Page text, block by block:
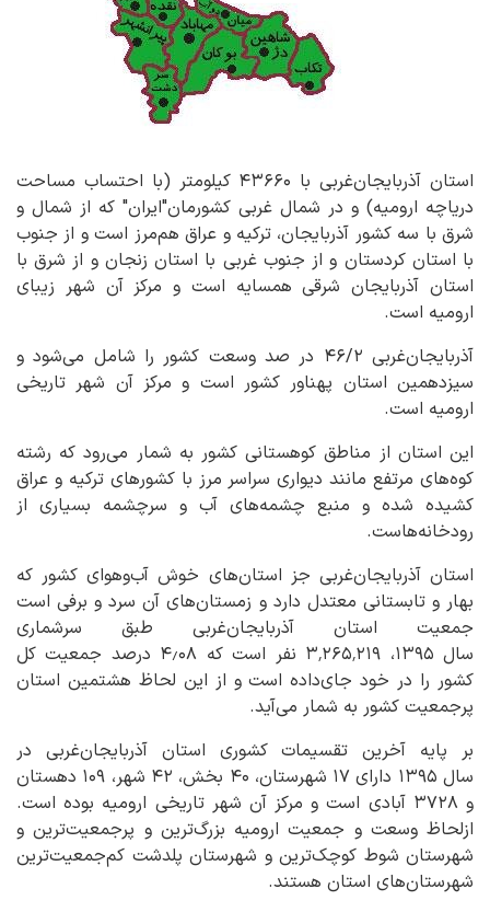
استان آذربایجان‌غربی با ۴۳۶۶۰ کیلومتر (با احتساب مساحت
دریاچه ارومیه) و در شمال غربی کشورمان"ایران" که از شمال و
شرق با سه کشور آذربایجان، ترکیه و عراق هم‌مرز است و از جنوب
با استان کردستان و از جنوب غربی با استان زنجان و از شرق با
استان آذربایجان شرقی همسایه است و مرکز آن شهر زیبای
ارومیه است.
آذربایجان‌غربی ۴۶/۲ در صد وسعت کشور را شامل می‌شود و
سیزدهمین استان پهناور کشور است و مرکز آن شهر تاریخی
ارومیه است.
این استان از مناطق کوهستانی کشور به شمار می‌رود که رشته
کوه‌های مرتفع مانند دیواری سراسر مرز با کشورهای ترکیه و عراق
کشیده شده و منبع چشمه‌های آب و سرچشمه بسیاری از
رودخانه‌هاست.
استان آذربایجان‌غربی جز استان‌های خوش آب‌وهوای کشور که
بهار و تابستانی معتدل دارد و زمستان‌های آن سرد و برفی است
جمعیت استان آذربایجان‌غربی طبق سرشماری
سال ۱۳۹۵، ۳٬۲۶۵٬۲۱۹ نفر است که ۴٫۰۸ درصد جمعیت کل
کشور را در خود جای‌داده است و از این لحاظ هشتمین استان
پرجمعیت کشور به شمار می‌آید.
بر پایه آخرین تقسیمات کشوری استان آذربایجان‌غربی در
سال ۱۳۹۵ دارای ۱۷ شهرستان، ۴۰ بخش، ۴۲ شهر، ۱۰۹ دهستان
و ۳۷۲۸ آبادی است و مرکز آن شهر تاریخی ارومیه بوده است.
ازلحاظ وسعت و جمعیت ارومیه بزرگ‌ترین و پرجمعیت‌ترین و
شهرستان شوط کوچک‌ترین و شهرستان پلدشت کم‌جمعیت‌ترین
شهرستان‌های استان هستند.